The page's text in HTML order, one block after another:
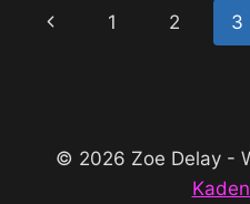
Vorherige
1 2 3
© 2026 Zoe Delay -